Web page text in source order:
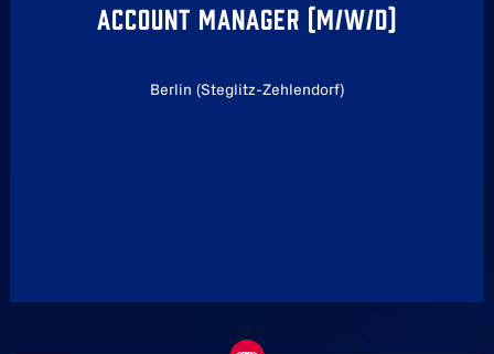
ACCOUNT MANAGER (M/W/D)
Berlin (Steglitz-Zehlendorf)